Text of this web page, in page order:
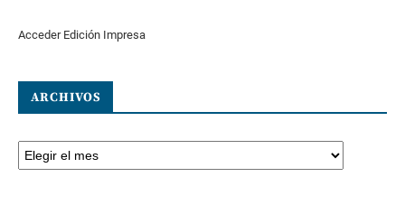
Acceder Edición Impresa
ARCHIVOS